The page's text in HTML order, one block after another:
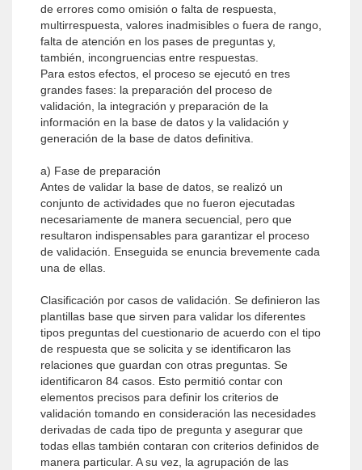
de errores como omisión o falta de respuesta,
multirrespuesta, valores inadmisibles o fuera de rango,
falta de atención en los pases de preguntas y,
también, incongruencias entre respuestas.
Para estos efectos, el proceso se ejecutó en tres
grandes fases: la preparación del proceso de
validación, la integración y preparación de la
información en la base de datos y la validación y
generación de la base de datos definitiva.
a) Fase de preparación
Antes de validar la base de datos, se realizó un
conjunto de actividades que no fueron ejecutadas
necesariamente de manera secuencial, pero que
resultaron indispensables para garantizar el proceso
de validación. Enseguida se enuncia brevemente cada
una de ellas.
Clasificación por casos de validación. Se definieron las
plantillas base que sirven para validar los diferentes
tipos preguntas del cuestionario de acuerdo con el tipo
de respuesta que se solicita y se identificaron las
relaciones que guardan con otras preguntas. Se
identificaron 84 casos. Esto permitió contar con
elementos precisos para definir los criterios de
validación tomando en consideración las necesidades
derivadas de cada tipo de pregunta y asegurar que
todas ellas también contaran con criterios definidos de
manera particular. A su vez, la agrupación de las